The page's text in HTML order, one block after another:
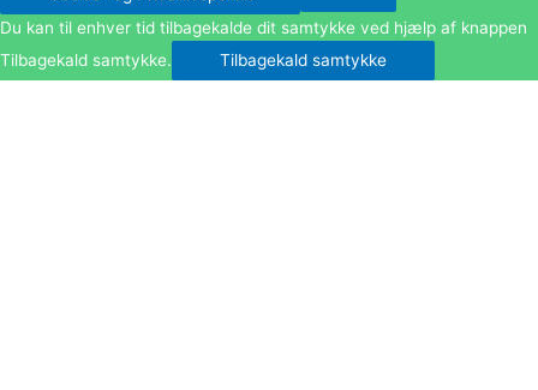
Du kan til enhver tid tilbagekalde dit samtykke ved hjælp af knappen
Tilbagekald samtykke.
Tilbagekald samtykke